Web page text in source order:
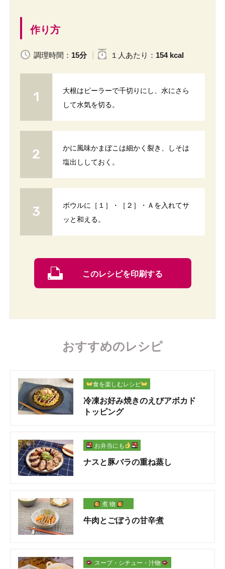
作り方
調理時間： 15分 １人 あたり ： 154 kcal
大根はピーラーで千切りにし、水にさら
して水気を切る。
かに風味かまぼこは細かく裂き、しそは
塩出ししておく。
ボウルに［１］・［２］・Ａを入れてサ
ッと和える。
このレシピを印刷する
おすすめのレシピ
食を楽しむレシピ
冷凍お好み焼きのえびアボカド
トッピング
お弁当にも
ナスと豚バラの重ね蒸し
煮 物
牛肉とごぼうの甘辛煮
スープ・シチュー・汁物